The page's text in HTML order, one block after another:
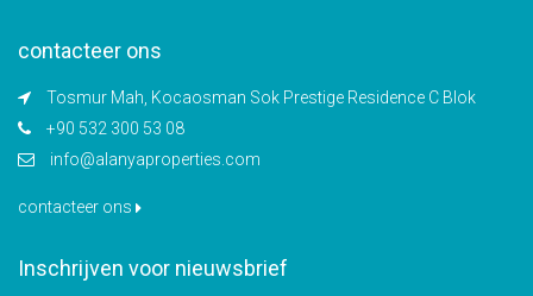
contacteer ons
Tosmur Mah, Kocaosman Sok Prestige Residence C Blok
+90 532 300 53 08
info@alanyaproperties.com
contacteer ons
Inschrijven voor nieuwsbrief